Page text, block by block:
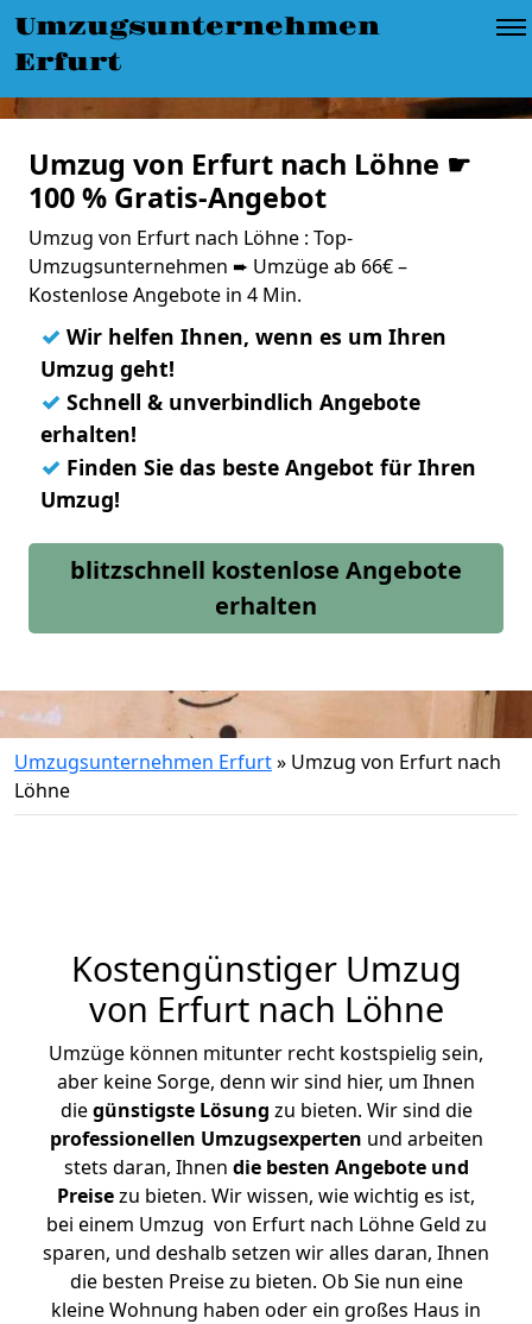
Umzugsunternehmen
Erfurt
Umzug von Erfurt nach Löhne ☛
100 % Gratis-Angebot
Umzug von Erfurt nach Löhne : Top-
Umzugsunternehmen ➨ Umzüge ab 66€ –
Kostenlose Angebote in 4 Min.
✓ Wir helfen Ihnen, wenn es um Ihren
Umzug geht!
✓ Schnell & unverbindlich Angebote
erhalten!
✓ Finden Sie das beste Angebot für Ihren
Umzug!
blitzschnell kostenlose Angebote
erhalten
Umzugsunternehmen Erfurt» Umzug von Erfurt nach
Löhne
Kostengünstiger Umzug
von Erfurt nach Löhne
Umzüge können mitunter recht kostspielig sein,
aber keine Sorge, denn wir sind hier, um Ihnen
diegünstigste Lösung zu bieten. Wir sind die
professionellen Umzugsexperten und arbeiten
stets daran, Ihnen die besten Angebote und
Preisezu bieten. Wir wissen, wie wichtig es ist,
bei einem Umzug von Erfurt nach Löhne Geld zu
sparen, und deshalb setzen wir alles daran, Ihnen
die besten Preise zu bieten. Ob Sie nun eine
kleine Wohnung haben oder ein großes Haus in